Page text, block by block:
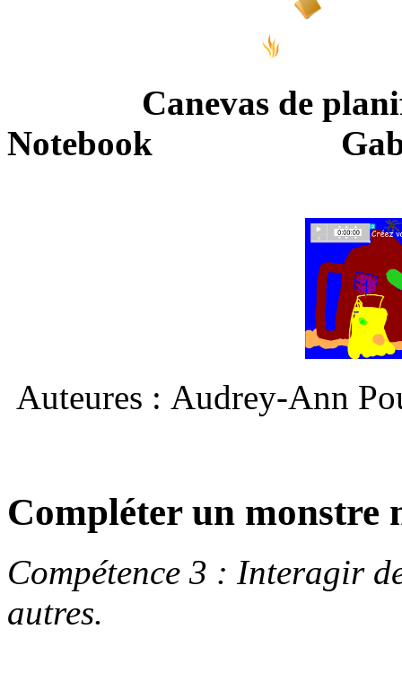
Canevas de
Notebook
Gabarit
Auteures : Audrey-Ann
Compléter un monstre
Compétence 3 : Interagir
autres.